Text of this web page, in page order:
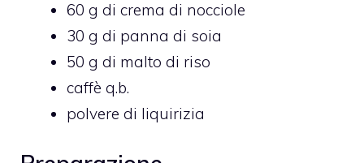
60 g di crema di nocciole
30 g di panna di soia
50 g di malto di riso
caffè q.b.
polvere di liquirizia